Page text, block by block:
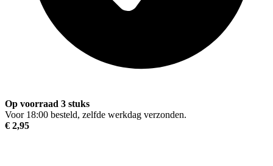
Op voorraad 3 stuks
Voor 18:00 besteld, zelfde werkdag verzonden.
€ 2,95